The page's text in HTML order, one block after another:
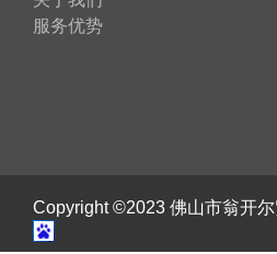
服务优势
Copyright ©2023 佛山市翁开